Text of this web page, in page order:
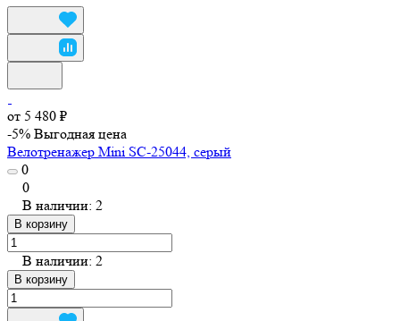
от 5 480 ₽
-5% Выгодная цена
Велотренажер Mini SC-25044, серый
0
0
В наличии: 2
В корзину
В наличии: 2
В корзину